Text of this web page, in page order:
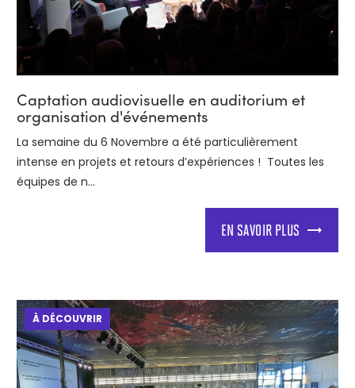
Captation audiovisuelle en auditorium et
organisation d'événements
La semaine du 6 Novembre a été particulièrement
intense en projets et retours d’expériences ! Toutes les
équipes de n...
EN SAVOIR PLUS
À DÉCOUVRIR